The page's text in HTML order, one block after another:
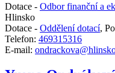
Dotace - Odbor finanční a
Hlinsko
Dotace - Oddělení dotací,
Telefon: 469315316
E-mail: